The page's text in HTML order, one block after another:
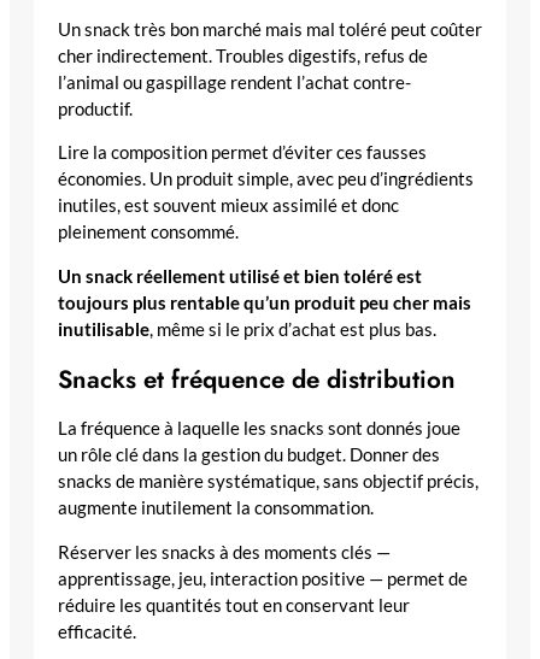
Un snack très bon marché mais mal toléré peut coûter
cher indirectement. Troubles digestifs, refus de
l’animal ou gaspillage rendent l’achat contre-
productif.
Lire la composition permet d’éviter ces fausses
économies. Un produit simple, avec peu d’ingrédients
inutiles, est souvent mieux assimilé et donc
pleinement consommé.
Un snack réellement utilisé et bien toléré est
toujours plus rentable qu’un produit peu cher mais
inutilisable, même si le prix d’achat est plus bas.
Snacks et fréquence de distribution
La fréquence à laquelle les snacks sont donnés joue
un rôle clé dans la gestion du budget. Donner des
snacks de manière systématique, sans objectif précis,
augmente inutilement la consommation.
Réserver les snacks à des moments clés —
apprentissage, jeu, interaction positive — permet de
réduire les quantités tout en conservant leur
efficacité.